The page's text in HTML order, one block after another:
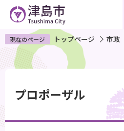
ペ
ー
ジ
で
す
現在のページ トップページ 市政
プロポーザル